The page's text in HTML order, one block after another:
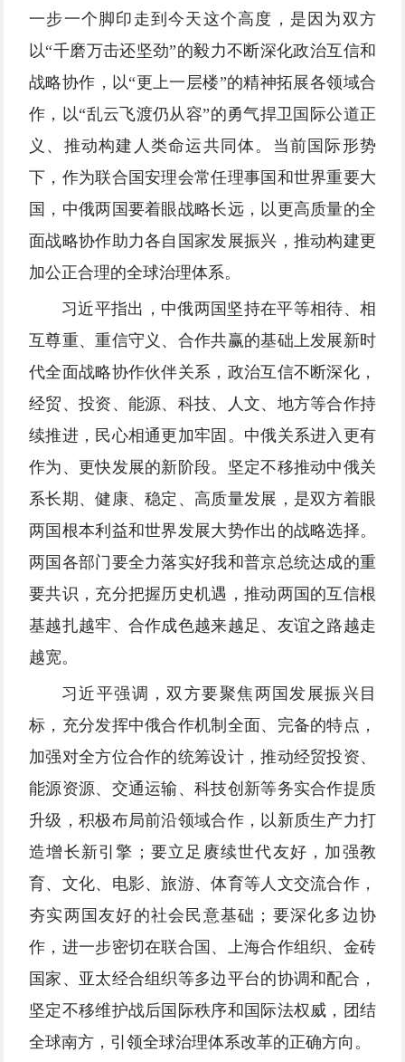
一步一个脚印走到今天这个高度，是因为双方
以“千磨万击还坚劲”的毅力不断深化政治互信和
战略协作，以“更上一层楼”的精神拓展各领域合
作，以“乱云飞渡仍从容”的勇气捍卫国际公道正
义、推动构建人类命运共同体。当前国际形势
下，作为联合国安理会常任理事国和世界重要大
国，中俄两国要着眼战略长远，以更高质量的全
面战略协作助力各自国家发展振兴，推动构建更
加公正合理的全球治理体系。
习近平指出，中俄两国坚持在平等相待、相
互尊重、重信守义、合作共赢的基础上发展新时
代全面战略协作伙伴关系，政治互信不断深化，
经贸、投资、能源、科技、人文、地方等合作持
续推进，民心相通更加牢固。中俄关系进入更有
作为、更快发展的新阶段。坚定不移推动中俄关
系长期、健康、稳定、高质量发展，是双方着眼
两国根本利益和世界发展大势作出的战略选择。
两国各部门要全力落实好我和普京总统达成的重
要共识，充分把握历史机遇，推动两国的互信根
基越扎越牢、合作成色越来越足、友谊之路越走
越宽。
习近平强调，双方要聚焦两国发展振兴目
标，充分发挥中俄合作机制全面、完备的特点，
加强对全方位合作的统筹设计，推动经贸投资、
能源资源、交通运输、科技创新等务实合作提质
升级，积极布局前沿领域合作，以新质生产力打
造增长新引擎；要立足赓续世代友好，加强教
育、文化、电影、旅游、体育等人文交流合作，
夯实两国友好的社会民意基础；要深化多边协
作，进一步密切在联合国、上海合作组织、金砖
国家、亚太经合组织等多边平台的协调和配合，
坚定不移维护战后国际秩序和国际法权威，团结
全球南方，引领全球治理体系改革的正确方向。